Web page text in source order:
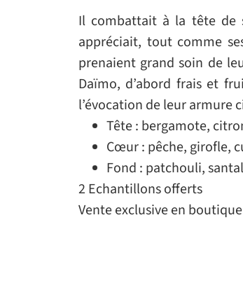
Il combattait à la tête de
appréciait, tout comme
prenaient grand soin de
Daïmo, d’abord frais et
l’évocation de leur armure
Tête : bergamote,
Cœur : pêche, girofle,
Fond : patchouli,
2 Echantillons offerts
Vente exclusive en boutique